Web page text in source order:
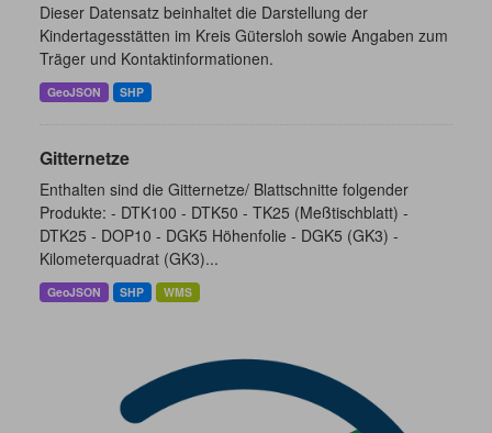
Dieser Datensatz beinhaltet die Darstellung der
Kindertagesstätten im Kreis Gütersloh sowie Angaben zum
Träger und Kontaktinformationen.
GeoJSON SHP
Gitternetze
Enthalten sind die Gitternetze/ Blattschnitte folgender
Produkte: - DTK100 - DTK50 - TK25 (Meßtischblatt) -
DTK25 - DOP10 - DGK5 Höhenfolie - DGK5 (GK3) -
Kilometerquadrat (GK3)...
GeoJSON SHP WMS